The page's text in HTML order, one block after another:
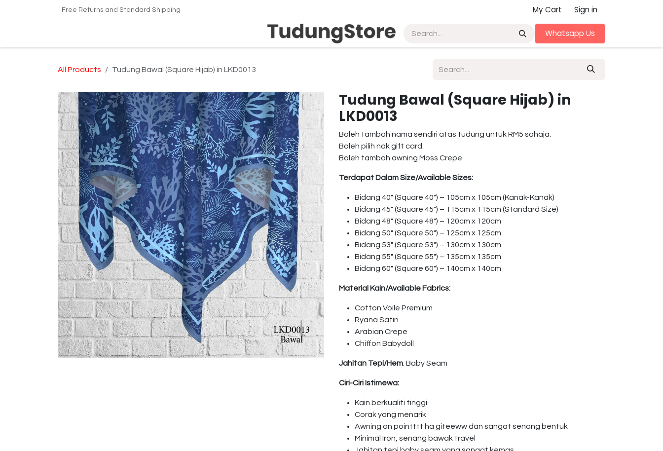
Free Returns and Standard Shipping My Cart Sign in
About Us Contact us Whatsapp Us
All Products Tudung Bawal (Square Hijab) in LKD0013
Tudung Bawal (Square Hijab) in
LKD0013
Boleh tambah nama sendiri atas tudung untuk RM5 sahaja.
Boleh pilih nak gift card.
Boleh tambah awning Moss Crepe
Terdapat Dalam Size/Available Sizes:
Bidang 40″ (Square 40″) – 105cm x 105cm (Kanak-Kanak)
Bidang 45″ (Square 45″) – 115cm x 115cm (Standard Size)
Bidang 48″ (Square 48″) – 120cm x 120cm
Bidang 50″ (Square 50″) – 125cm x 125cm
Bidang 53″ (Square 53″) – 130cm x 130cm
Bidang 55″ (Square 55″) – 135cm x 135cm
Bidang 60″ (Square 60″) – 140cm x 140cm
Material Kain/Available Fabrics:
Cotton Voile Premium
Ryana Satin
Arabian Crepe
Chiffon Babydoll
Jahitan Tepi/Hem: Baby Seam
Ciri-Ciri Istimewa:
Kain berkualiti tinggi
Corak yang menarik
Awning on pointttt ha giteeww dan sangat senang bentuk
Minimal Iron, senang bawak travel